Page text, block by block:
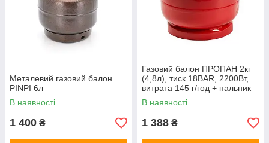
Металевий газовий балон
PINPI 6л
В наявності
1 400 ₴
Газовий балон ПРОПАН 2кг
(4,8л), тиск 18BAR, 2200Вт,
витрата 145 г/год + пальник
20448, Red, Q4
В наявності
1 388 ₴